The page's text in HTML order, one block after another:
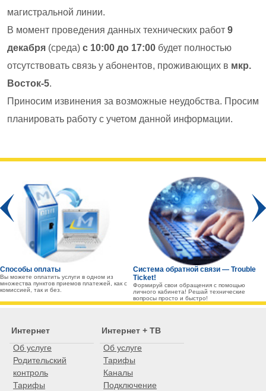
магистральной линии.
В момент проведения данных технических работ 9
декабря (среда) с 10:00 до 17:00 будет полностью
отсутствовать связь у абонентов, проживающих в мкр.
Восток-5.
Приносим извинения за возможные неудобства. Просим
планировать работу с учетом данной информации.
Способы оплаты
Вы можете оплатить услуги в одном из
множества пунктов приемов платежей, как с
комиссией, так и без.
Система обратной связи — Trouble
Ticket!
Формируй свои обращения с помощью
личного кабинета! Решай технические
вопросы просто и быстро!
Интернет
Об услуге
Родительский
контроль
Тарифы
Интернет + ТВ
Об услуге
Тарифы
Каналы
Подключение